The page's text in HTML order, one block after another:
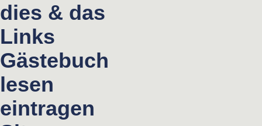
dies & das
Links
Gästebuch
lesen
eintragen